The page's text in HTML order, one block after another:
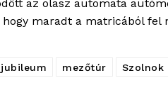
az olasz automata
hogy maradt a matricából fel
jubileum mezőtúr Szolnok